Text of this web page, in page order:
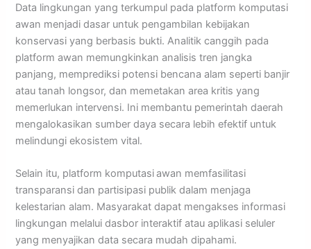
Data lingkungan yang terkumpul pada platform komputasi
awan menjadi dasar untuk pengambilan kebijakan
konservasi yang berbasis bukti. Analitik canggih pada
platform awan memungkinkan analisis tren jangka
panjang, memprediksi potensi bencana alam seperti banjir
atau tanah longsor, dan memetakan area kritis yang
memerlukan intervensi. Ini membantu pemerintah daerah
mengalokasikan sumber daya secara lebih efektif untuk
melindungi ekosistem vital.
Selain itu, platform komputasiawan memfasilitasi
transparansi dan partisipasi publik dalam menjaga
kelestarian alam. Masyarakat dapat mengakses informasi
lingkungan melalui dasbor interaktif atau aplikasi seluler
yang menyajikan data secara mudah dipahami.